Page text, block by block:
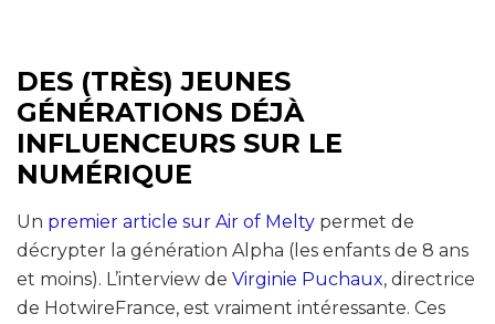
DES (TRÈS) JEUNES
GÉNÉRATIONS DÉJÀ
INFLUENCEURS SUR LE
NUMÉRIQUE
Un premier article sur Air of Melty permet de
décrypter la génération Alpha (les enfants de 8 ans
et moins). L’interview de Virginie Puchaux, directrice
de HotwireFrance, est vraiment intéressante. Ces